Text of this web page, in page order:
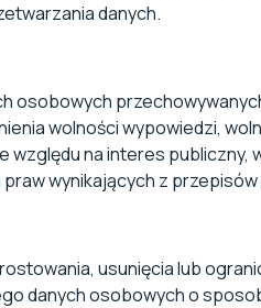
danych.
osobowych
wolności wypowiedzi,
na interes publiczny,
wynikających z
usunięcia lub
danych osobowych o